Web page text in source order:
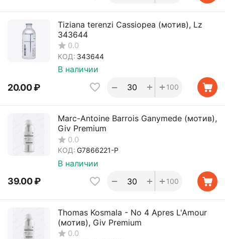
Tiziana terenzi Cassiopea (мотив), Lz
343644
0.0
КОД: 343644
В наличии
20.00₽ + 100
+
−
Marc-Antoine Barrois Ganymede (мотив),
Giv Premium
0.0
КОД: G7866221-P
В наличии
39.00₽ + 100
+
−
Thomas Kosmala - No 4 Apres L'Amour
(мотив), Giv Premium
0.0